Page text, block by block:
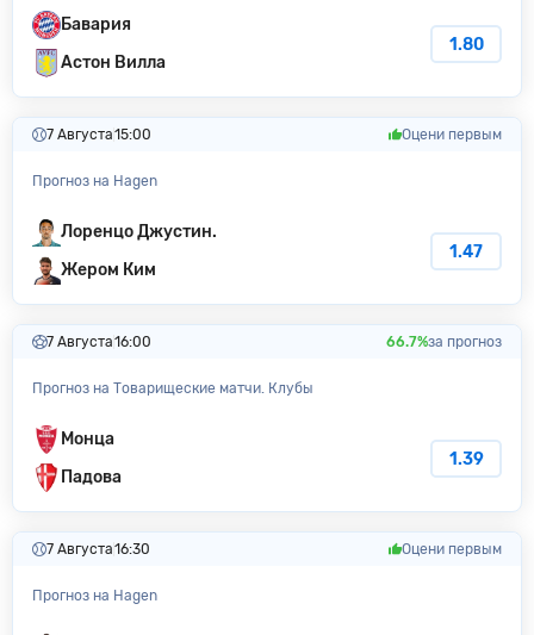
Бавария
Астон Вилла
1.80
7 Августа15:00 Оцени первым
Прогноз на Hagen
Лоренцо Джустин.
Жером Ким
1.47
7 Августа16:00 66.7%за прогноз
Прогноз на Товарищеские матчи. Клубы
Монца
Падова
1.39
7 Августа16:30 Оцени первым
Прогноз на Hagen